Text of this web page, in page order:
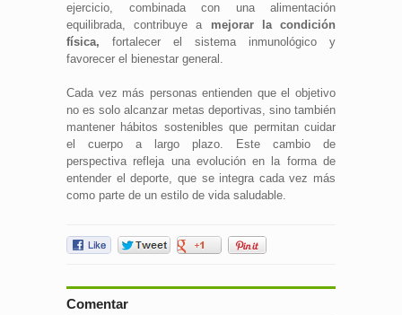
ejercicio, combinada con una alimentación
equilibrada, contribuye a mejorar la condición
física, fortalecer el sistema inmunológico y
favorecer el bienestar general.
Cada vez más personas entienden que el objetivo
no es solo alcanzar metas deportivas, sino también
mantener hábitos sostenibles que permitan cuidar
el cuerpo a largo plazo. Este cambio de
perspectiva refleja una evolución en la forma de
entender el deporte, que se integra cada vez más
como parte de un estilo de vida saludable.
Comentar